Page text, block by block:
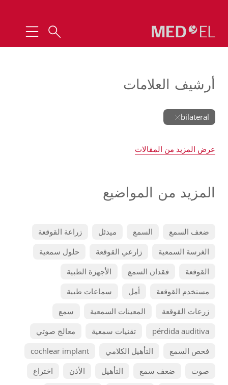
أرشيف العلامات
bilateral
عرض المزيد من المقالات
المزيد من المواضيع
ضعف السمع السمع ميدئل
زراعة القوقعة
الغرسة السمعية
زارعي القوقعة
حلول سمعية
القوقعة
فقدان السمع
الأجهزة الطبية
مستخدم القوقعة
أمل
سماعات طبية
زرعات القوقعة
المعينات السمعية
سمع
pérdida auditiva
تقنيات سمعية
معالج صوتي
فحص السمع
التأهيل الكلامي
cochlear implant
صوت
ضعف سمع التأهيل الأذن
اختراع